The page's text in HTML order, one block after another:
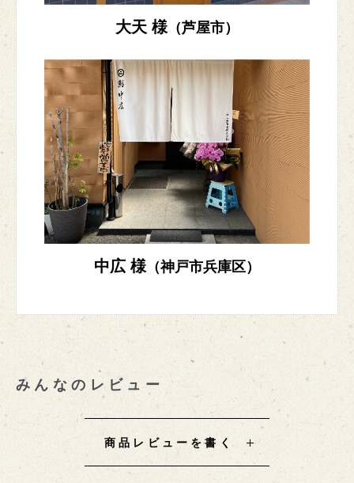
大天 様（芦屋市）
中広 様（神戸市兵庫区）
みんなのレビュー
商品レビューを書く